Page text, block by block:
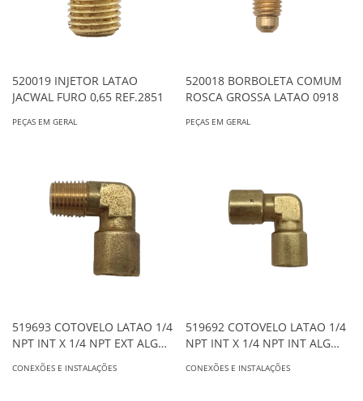
520019 INJETOR LATAO
JACWAL FURO 0,65 REF.2851
PEÇAS EM GERAL
520018 BORBOLETA COMUM
ROSCA GROSSA LATAO 0918
PEÇAS EM GERAL
519693 COTOVELO LATAO 1/4
NPT INT X 1/4 NPT EXT ALG
CONEXÕES E INSTALAÇÕES
519692 COTOVELO LATAO 1/4
NPT INT X 1/4 NPT INT ALG
CONEXÕES E INSTALAÇÕES